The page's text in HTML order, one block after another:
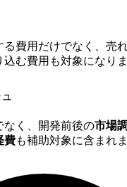
費用だけでなく、売
む費用も対象になりま
なく、開発前後の市場
費も補助対象に含まれま